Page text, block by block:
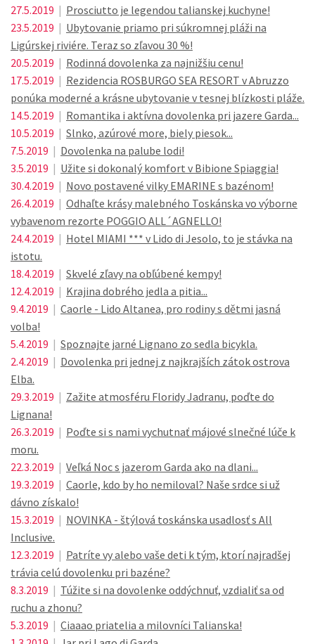
27.5.2019 | Prosciutto je legendou talianskej kuchyne!
23.5.2019 | Ubytovanie priamo pri súkromnej pláži na
Ligúrskej riviére. Teraz so zľavou 30 %!
20.5.2019 | Rodinná dovolenka za najnižšiu cenu!
17.5.2019 | Rezidencia ROSBURGO SEA RESORT v Abruzzo
ponúka moderné a krásne ubytovanie v tesnej blízkosti pláže.
14.5.2019 | Romantika i aktívna dovolenka pri jazere Garda...
10.5.2019 | Slnko, azúrové more, biely piesok...
7.5.2019 | Dovolenka na palube lodi!
3.5.2019 | Užite si dokonalý komfort v Bibione Spiaggia!
30.4.2019 | Novo postavené vilky EMARINE s bazénom!
26.4.2019 | Odhaľte krásy malebného Toskánska vo výborne
vybavenom rezorte POGGIO ALL´AGNELLO!
24.4.2019 | Hotel MIAMI *** v Lido di Jesolo, to je stávka na
istotu.
18.4.2019 | Skvelé zľavy na obľúbené kempy!
12.4.2019 | Krajina dobrého jedla a pitia...
9.4.2019 | Caorle - Lido Altanea, pro rodiny s dětmi jasná
volba!
5.4.2019 | Spoznajte jarné Lignano zo sedla bicykla.
2.4.2019 | Dovolenka pri jednej z najkrajších zátok ostrova
Elba.
29.3.2019 | Zažite atmosféru Floridy Jadranu, poďte do
Lignana!
26.3.2019 | Poďte si s nami vychutnať májové slnečné lúče k
moru.
22.3.2019 | Veľká Noc s jazerom Garda ako na dlani...
19.3.2019 | Caorle, kdo by ho nemiloval? Naše srdce si už
dávno získalo!
15.3.2019 | NOVINKA - štýlová toskánska usadlosť s All
Inclusive.
12.3.2019 | Patríte vy alebo vaše deti k tým, ktorí najradšej
trávia celú dovolenku pri bazéne?
8.3.2019 | Túžite si na dovolenke oddýchnuť, vzdialiť sa od
ruchu a zhonu?
5.3.2019 | Ciaaao priatelia a milovníci Talianska!